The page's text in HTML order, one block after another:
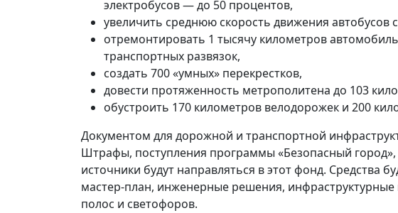
электробусов — до 50 процентов,
увеличить среднюю скорость движения автобусов
отремонтировать 1 тысячу километров
транспортных развязок,
создать 700 «умных» перекрестков,
довести протяженность метрополитена до 103
обустроить 170 километров велодорожек и 200
Документом для дорожной и транспортной
Штрафы, поступления программы «Безопасный
источники будут направляться в этот фонд. Средства
мастер-план, инженерные решения,
полос и светофоров.